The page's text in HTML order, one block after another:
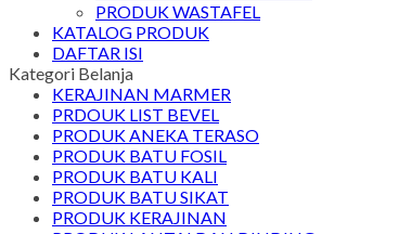
PRODUK WASTAFEL
KATALOG PRODUK
DAFTAR ISI
Kategori Belanja
KERAJINAN MARMER
PRDOUK LIST BEVEL
PRODUK ANEKA TERASO
PRODUK BATU FOSIL
PRODUK BATU KALI
PRODUK BATU SIKAT
PRODUK KERAJINAN